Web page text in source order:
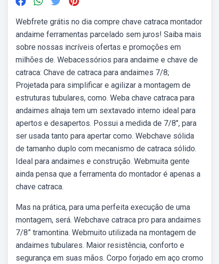
Webfrete grátis no dia compre chave catraca montador
andaime ferramentas parcelado sem juros! Saiba mais
sobre nossas incríveis ofertas e promoções em
milhões de. Webacessórios para andaime e chave de
catraca: Chave de catraca para andaimes 7/8;
Projetada para simplificar e agilizar a montagem de
estruturas tubulares, como. Weba chave catraca para
andaimes alnaja tem um sextavado interno ideal para
apertos e desapertos. Possui a medida de 7/8″, para
ser usada tanto para apertar como. Webchave sólida
de tamanho duplo com mecanismo de catraca sólido.
Ideal para andaimes e construção. Webmuita gente
ainda pensa que a ferramenta do montador é apenas a
chave catraca.
Mas na prática, para uma perfeita execução de uma
montagem, será. Webchave catraca pro para andaimes
7/8” tramontina. Webmuito utilizada na montagem de
andaimes tubulares. Maior resistência, conforto e
segurança em suas mãos. Corpo forjado em aço cromo